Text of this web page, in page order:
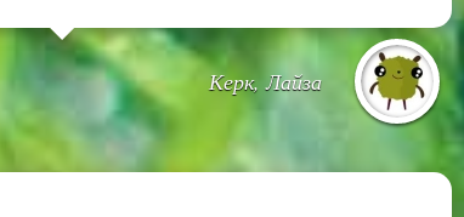
Керк, Лайза